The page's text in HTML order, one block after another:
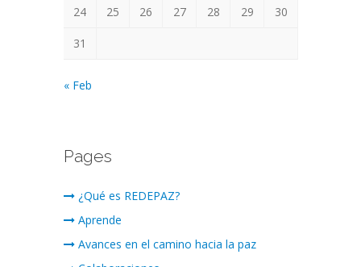
24 25 26 27 28 29 30
31
« Feb
Pages
¿Qué es REDEPAZ?
Aprende
Avances en el camino hacia la paz